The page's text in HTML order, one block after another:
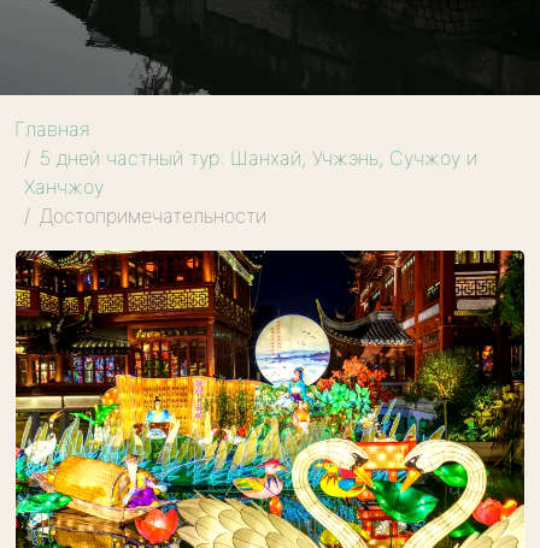
Главная
5 дней частный тур: Шанхай, Учжэнь, Сучжоу и
Ханчжоу
Достопримечательности